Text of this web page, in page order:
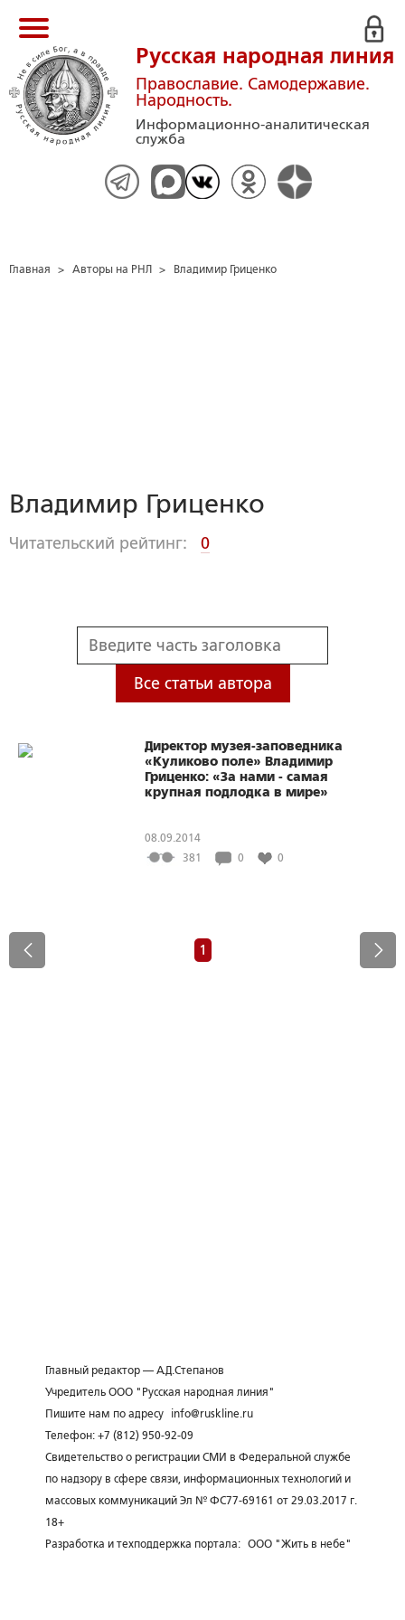
Русская народная линия
Православие. Самодержавие.
Народность.
Информационно-аналитическая
служба
Главная > Авторы на РНЛ > Владимир Гриценко
Владимир Гриценко
Читательский рейтинг: 0
Все статьи автора
Директор музея-заповедника
«Куликово поле» Владимир
Гриценко: «За нами - самая
крупная подлодка в мире»
08.09.2014
381
0 0
1
Главный редактор — А.Д.Степанов
Учредитель ООО "Русская народная линия"
Пишите нам по адресу
info@ruskline.ru
Телефон: +7 (812) 950-92-09
Свидетельство о регистрации СМИ в Федеральной службе
по надзору в сфере связи, информационных технологий и
массовых коммуникаций Эл № ФС77-69161 от 29.03.2017 г.
18+
Разработка и техподдержка портала: ООО "Жить в небе"